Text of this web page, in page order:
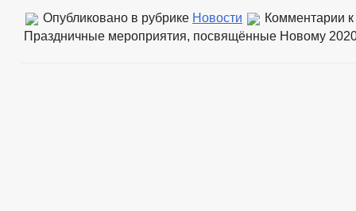
Опубликовано в рубрике Новости Комментарии
Праздничные мероприятия, посвящённые Новому